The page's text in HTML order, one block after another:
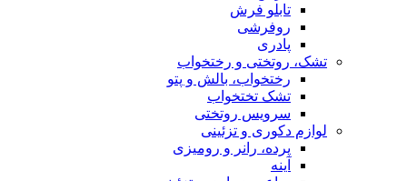
تابلو فرش
روفرشی
پادری
تشک، روتختی و رختخواب
رختخواب، بالش و پتو
تشک تختخواب
سرویس روتختی
لوازم دکوری و تزئینی
پرده، رانر و رومیزی
آینه